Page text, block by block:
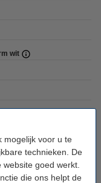
mogelijk voor u te
technieken. De
goed werkt.
die ons helpt de
wit